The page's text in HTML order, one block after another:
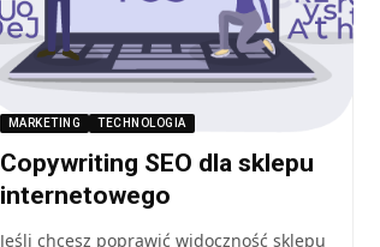
MARKETING TECHNOLOGIA
Copywriting SEO dla sklepu
internetowego
Jeśli chcesz poprawić widoczność sklepu